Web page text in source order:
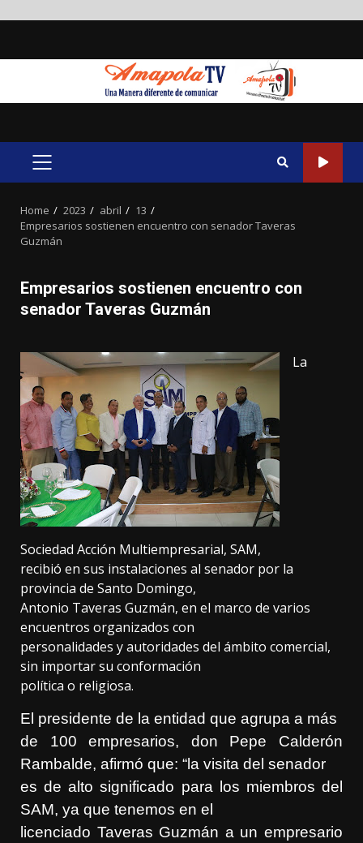
PRIMARY
Home 2023 abril
13
Empresarios sostienen encuentro con senador Taveras
Guzmán
Empresarios sostienen encuentro con
senador Taveras Guzmán
La
Sociedad Acción Multiempresarial, SAM,
recibió en sus instalaciones al senador por la
provincia de Santo Domingo,
Antonio Taveras Guzmán, en el marco de varios
encuentros organizados con
personalidades y autoridades del ámbito comercial,
sin importar su conformación
política o religiosa.
El presidente de la entidad que agrupa a más
de 100 empresarios, don Pepe Calderón
Rambalde, afirmó que: “la visita del senador
es de alto significado para los miembros del
SAM, ya que tenemos en el
licenciado Taveras Guzmán a un empresario